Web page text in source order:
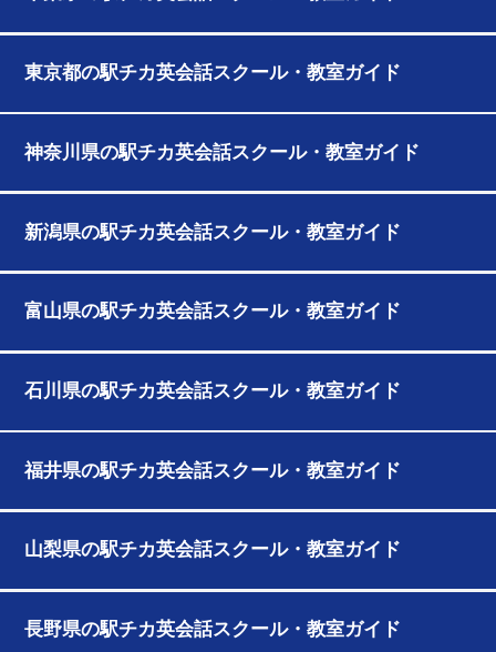
東京都の駅チカ英会話スクール・教室ガイド
神奈川県の駅チカ英会話スクール・教室ガイド
新潟県の駅チカ英会話スクール・教室ガイド
富山県の駅チカ英会話スクール・教室ガイド
石川県の駅チカ英会話スクール・教室ガイド
福井県の駅チカ英会話スクール・教室ガイド
山梨県の駅チカ英会話スクール・教室ガイド
長野県の駅チカ英会話スクール・教室ガイド